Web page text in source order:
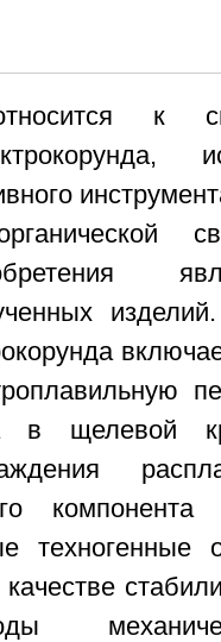
к
в щелевой
техногенные